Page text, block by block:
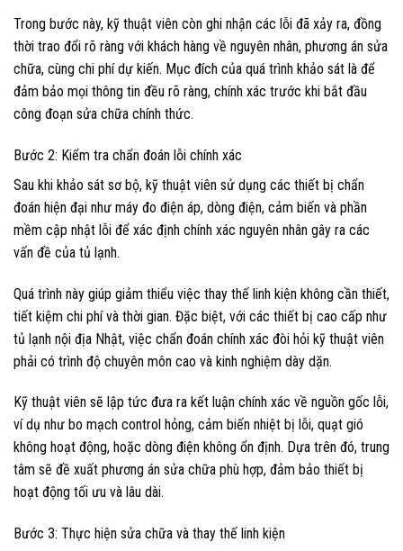
Trong bước này, kỹ thuật viên còn ghi nhận các lỗi đã xảy ra, đồng
thời trao đổi rõ ràng với khách hàng về nguyên nhân, phương án sửa
chữa, cùng chi phí dự kiến. Mục đích của quá trình khảo sát là để
đảm bảo mọi thông tin đều rõ ràng, chính xác trước khi bắt đầu
công đoạn sửa chữa chính thức.
Bước 2: Kiểm tra chẩn đoán lỗi chính xác
Sau khi khảo sát sơ bộ, kỹ thuật viên sử dụng các thiết bị chẩn
đoán hiện đại như máy đo điện áp, dòng điện, cảm biến và phần
mềm cập nhật lỗi để xác định chính xác nguyên nhân gây ra các
vấn đề của tủ lạnh.
Quá trình này giúp giảm thiểu việc thay thế linh kiện không cần thiết,
tiết kiệm chi phí và thời gian. Đặc biệt, với các thiết bị cao cấp như
tủ lạnh nội địa Nhật, việc chẩn đoán chính xác đòi hỏi kỹ thuật viên
phải có trình độ chuyên môn cao và kinh nghiệm dày dặn.
Kỹ thuật viên sẽ lập tức đưa ra kết luận chính xác về nguồn gốc lỗi,
ví dụ như bo mạch control hỏng, cảm biến nhiệt bị lỗi, quạt gió
không hoạt động, hoặc dòng điện không ổn định. Dựa trên đó, trung
tâm sẽ đề xuất phương án sửa chữa phù hợp, đảm bảo thiết bị
hoạt động tối ưu và lâu dài.
Bước 3: Thực hiện sửa chữa và thay thế linh kiện